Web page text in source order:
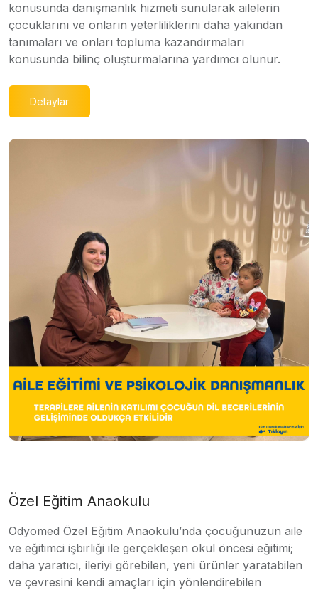
konusunda danışmanlık hizmeti sunularak ailelerin
çocuklarını ve onların yeterliliklerini daha yakından
tanımaları ve onları topluma kazandırmaları
konusunda bilinç oluşturmalarına yardımcı olunur.
Detaylar
Özel Eğitim Anaokulu
Odyomed Özel Eğitim Anaokulu’nda çocuğunuzun aile
ve eğitimci işbirliği ile gerçekleşen okul öncesi eğitimi;
daha yaratıcı, ileriyi görebilen, yeni ürünler yaratabilen
ve çevresini kendi amaçları için yönlendirebilen